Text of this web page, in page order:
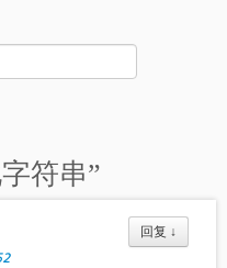
符串”
回复 ↓